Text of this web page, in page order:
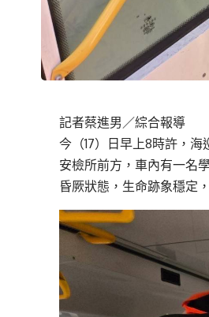
記者蔡進男／綜合報導
今（17）日早上8時許，
安檢所前方，車內有一名
昏厥狀態，生命跡象穩定